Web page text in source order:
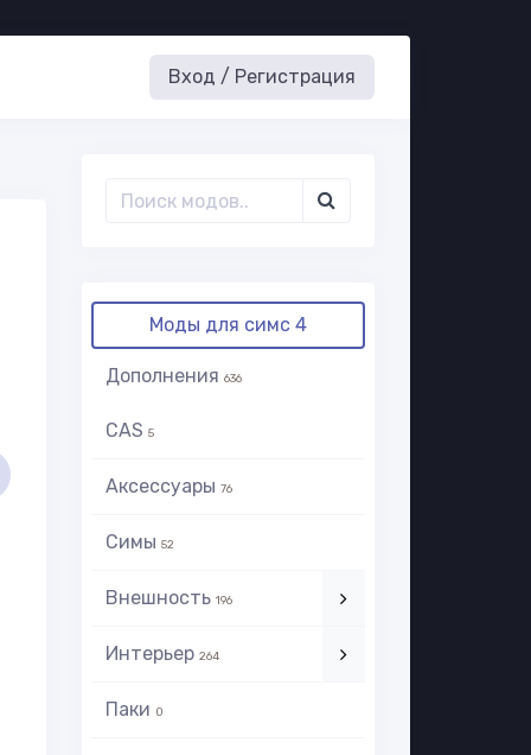
Вход / Регистрация
Моды для симс 4
Дополнения 636
CAS 5
Аксессуары 76
Симы 52
Внешность 196
Интерьер 264
Паки 0